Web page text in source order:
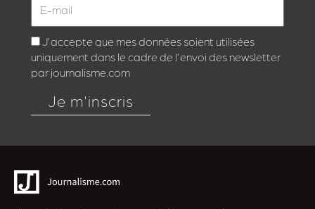
J'accepte que mes données soient utilisées
uniquement dans le cadre de l'envoi des newsletter
par journalisme.com
Je m'inscris